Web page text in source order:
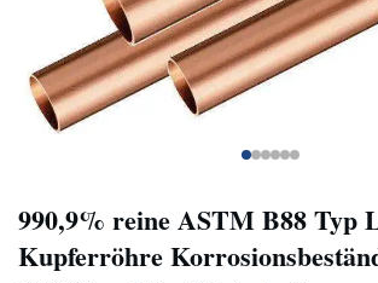
990,9% reine ASTM B88 Typ
Kupferröhre